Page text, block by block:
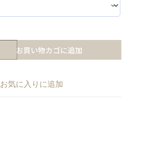
お買い物カゴに追加
お気に入りに追加